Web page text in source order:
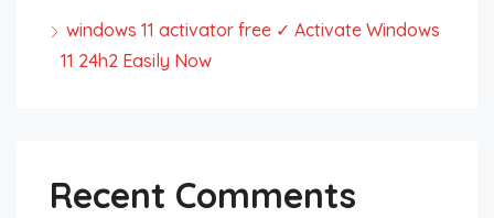
windows 11 activator free ✓ Activate Windows
11 24h2 Easily Now
Recent Comments